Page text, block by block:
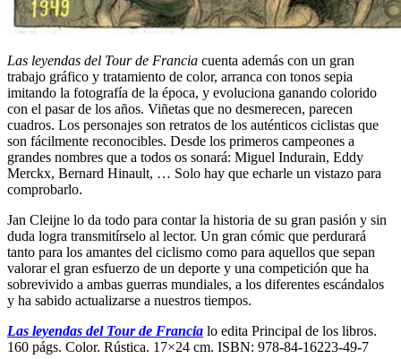
Las leyendas del Tour de Francia cuenta además con un gran
trabajo gráfico y tratamiento de color, arranca con tonos sepia
imitando la fotografía de la época, y evoluciona ganando colorido
con el pasar de los años. Viñetas que no desmerecen, parecen
cuadros. Los personajes son retratos de los auténticos ciclistas que
son fácilmente reconocibles. Desde los primeros campeones a
grandes nombres que a todos os sonará: Miguel Indurain, Eddy
Merckx, Bernard Hinault, … Solo hay que echarle un vistazo para
comprobarlo.
Jan Cleijne lo da todo para contar la historia de su gran pasión y sin
duda logra transmitírselo al lector. Un gran cómic que perdurará
tanto para los amantes del ciclismo como para aquellos que sepan
valorar el gran esfuerzo de un deporte y una competición que ha
sobrevivido a ambas guerras mundiales, a los diferentes escándalos
y ha sabido actualizarse a nuestros tiempos.
Las leyendas del Tour de Francia lo edita Principal de los libros.
160 págs. Color. Rústica. 17×24 cm. ISBN: 978-84-16223-49-7